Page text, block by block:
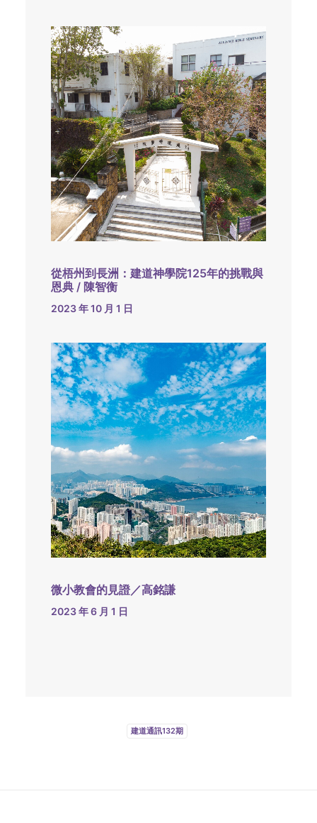
從梧州到長洲：建道神學院125年的挑戰與
恩典 / 陳智衡
2023 年 10 月 1 日
微小教會的見證／高銘謙
2023 年 6 月 1 日
建道通訊132期